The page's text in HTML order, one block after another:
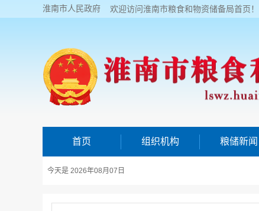
淮南市人民政府 欢迎访问淮南市粮食和物资储备局首页！
首页 组织机构 粮储新闻
今天是 2026年08月07日